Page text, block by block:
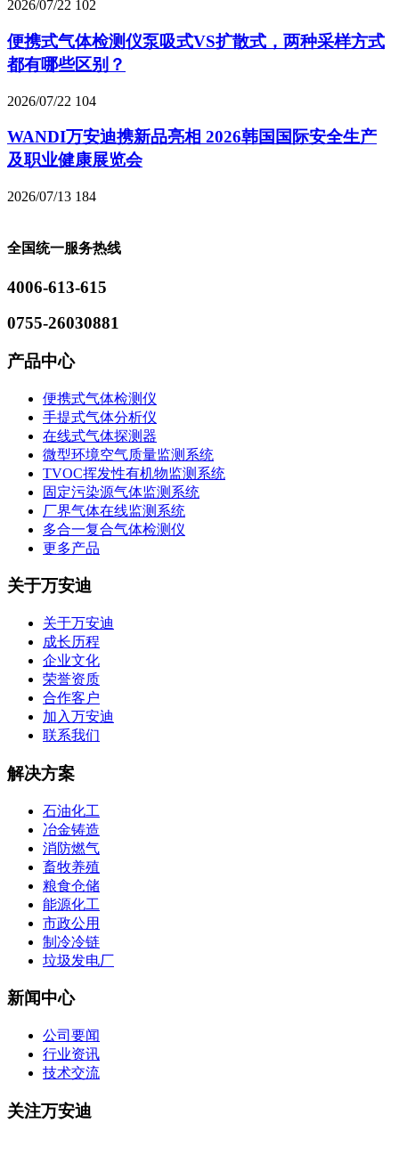
2026/07/22 102
便携式气体检测仪泵吸式VS扩散式，两种采样方式
都有哪些区别？
2026/07/22 104
WANDI万安迪携新品亮相 2026韩国国际安全生产
及职业健康展览会
2026/07/13 184
全国统一服务热线
4006-613-615
0755-26030881
产品中心
便携式气体检测仪
手提式气体分析仪
在线式气体探测器
微型环境空气质量监测系统
TVOC挥发性有机物监测系统
固定污染源气体监测系统
厂界气体在线监测系统
多合一复合气体检测仪
更多产品
关于万安迪
关于万安迪
成长历程
企业文化
荣誉资质
合作客户
加入万安迪
联系我们
解决方案
石油化工
冶金铸造
消防燃气
畜牧养殖
粮食仓储
能源化工
市政公用
制冷冷链
垃圾发电厂
新闻中心
公司要闻
行业资讯
技术交流
关注万安迪